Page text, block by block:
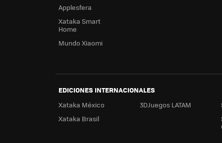
Applesfera
Xataka Smart
Home
Mundo Xiaomi
EDICIONES INTERNACIONALES
Xataka México
Xataka Brasil
3DJuegos LATAM